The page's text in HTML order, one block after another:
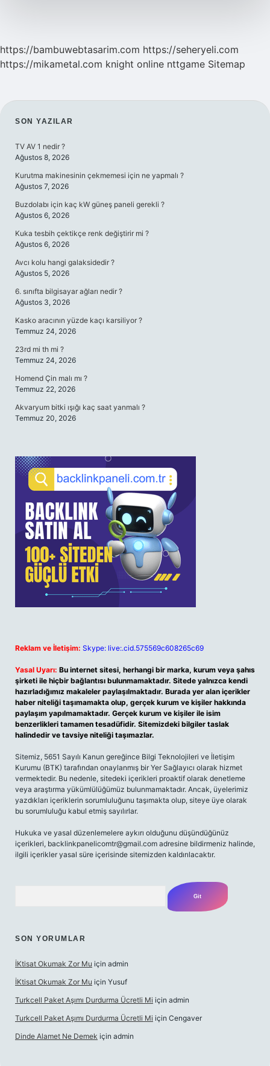
https://bambuwebtasarim.com https://seheryeli.com
https://mikametal.com knight online nttgame Sitemap
SIDEBAR
SON YAZILAR
TV AV 1 nedir ?
Ağustos 8, 2026
Kurutma makinesinin çekmemesi için ne yapmalı ?
Ağustos 7, 2026
Buzdolabı için kaç kW güneş paneli gerekli ?
Ağustos 6, 2026
Kuka tesbih çektikçe renk değiştirir mi ?
Ağustos 6, 2026
Avcı kolu hangi galaksidedir ?
Ağustos 5, 2026
6. sınıfta bilgisayar ağları nedir ?
Ağustos 3, 2026
Kasko aracının yüzde kaçı karsiliyor ?
Temmuz 24, 2026
23rd mi th mi ?
Temmuz 24, 2026
Homend Çin malı mı ?
Temmuz 22, 2026
Akvaryum bitki ışığı kaç saat yanmalı ?
Temmuz 20, 2026
Reklam ve İletişim: Skype: live:.cid.575569c608265c69
Yasal Uyarı: Bu internet sitesi, herhangi bir marka, kurum veya şahıs
şirketi ile hiçbir bağlantısı bulunmamaktadır. Sitede yalnızca kendi
hazırladığımız makaleler paylaşılmaktadır. Burada yer alan içerikler
haber niteliği taşımamakta olup, gerçek kurum ve kişiler hakkında
paylaşım yapılmamaktadır. Gerçek kurum ve kişiler ile isim
benzerlikleri tamamen tesadüfidir. Sitemizdeki bilgiler taslak
halindedir ve tavsiye niteliği taşımazlar.
Sitemiz, 5651 Sayılı Kanun gereğince Bilgi Teknolojileri ve İletişim
Kurumu (BTK) tarafından onaylanmış bir Yer Sağlayıcı olarak hizmet
vermektedir. Bu nedenle, sitedeki içerikleri proaktif olarak denetleme
veya araştırma yükümlülüğümüz bulunmamaktadır. Ancak, üyelerimiz
yazdıkları içeriklerin sorumluluğunu taşımakta olup, siteye üye olarak
bu sorumluluğu kabul etmiş sayılırlar.
Hukuka ve yasal düzenlemelere aykırı olduğunu düşündüğünüz
içerikleri, backlinkpanelicomtr@gmail.com adresine bildirmeniz halinde,
ilgili içerikler yasal süre içerisinde sitemizden kaldırılacaktır.
SON YORUMLAR
İKtisat Okumak Zor Mu için admin
İKtisat Okumak Zor Mu için Yusuf
Turkcell Paket Aşımı Durdurma Ücretli Mi için admin
Turkcell Paket Aşımı Durdurma Ücretli Mi için Cengaver
Dinde Alamet Ne Demek için admin